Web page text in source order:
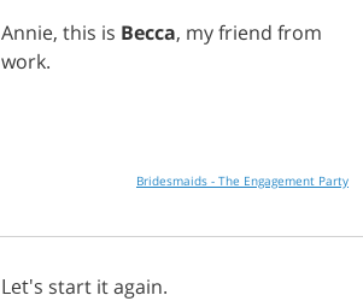
Annie, this is Becca, myfriend from
work.
Bridesmaids - The Engagement Party
Let's start itagain.